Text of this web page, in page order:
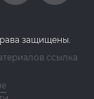
защищены.
ссылка